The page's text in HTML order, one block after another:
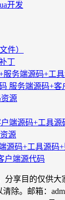
开发
件）
丁
务端源码+工
服务端源码+客
源
端源码+工具源
源
源码+工具源码
户端源代码
享目的仅供大
除。邮箱：